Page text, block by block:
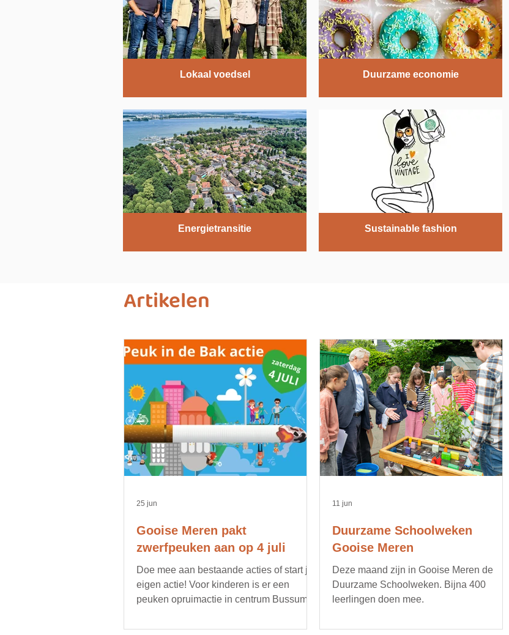
Lokaal voedsel Duurzame economie
Energietransitie Sustainable fashion
Artikelen
Gooise Meren pakt
zwerfpeuken aan op 4 juli
Doe mee aan bestaande acties of start je
eigen actie! Voor kinderen is er een
peuken opruimactie in centrum Bussum.
25 jun
Duurzame Schoolweken
Gooise Meren
Deze maand zijn in Gooise Meren de
Duurzame Schoolweken. Bijna 400
leerlingen doen mee.
11 jun